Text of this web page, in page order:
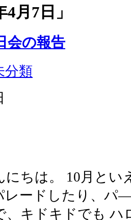
4月7日 」
会の報告
分類
にちは。 10月とい
レードしたり、パ
、キドキドでも ハ